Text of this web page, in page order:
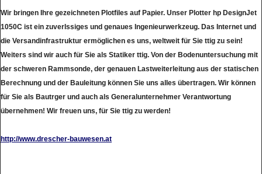
Wir bringen Ihre gezeichneten Plotfiles auf Papier. Unser Plotter hp DesignJet
1050C ist ein zuverlssiges und genaues Ingenieurwerkzeug. Das Internet und
die Versandinfrastruktur ermöglichen es uns, weltweit für Sie ttig zu sein!
Weiters sind wir auch für Sie als Statiker ttig. Von der Bodenuntersuchung mit
der schweren Rammsonde, der genauen Lastweiterleitung aus der statischen
Berechnung und der Bauleitung können Sie uns alles übertragen. Wir können
für Sie als Bautrger und auch als Generalunternehmer Verantwortung
übernehmen! Wir freuen uns, für Sie ttig zu werden!
http://www.drescher-bauwesen.at